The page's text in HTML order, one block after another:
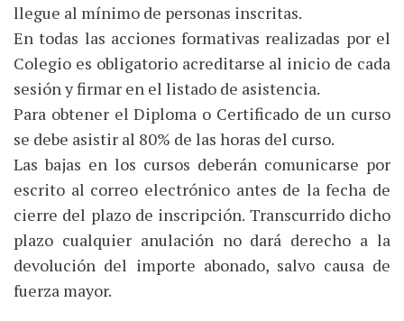
llegue al mínimo de personas inscritas.
En todas las acciones formativas realizadas por el
Colegio es obligatorio acreditarse al inicio de cada
sesión y firmar en el listado de asistencia.
Para obtener el Diploma o Certificado de un curso
se debe asistir al 80% de las horas del curso.
Las bajas en los cursos deberán comunicarse por
escrito al correo electrónico antes de la fecha de
cierre del plazo de inscripción. Transcurrido dicho
plazo cualquier anulación no dará derecho a la
devolución del importe abonado, salvo causa de
fuerza mayor.